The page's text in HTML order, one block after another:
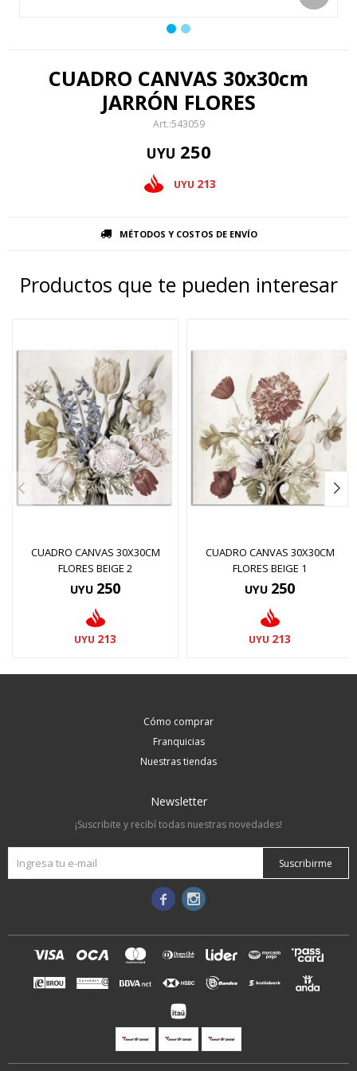
CUADRO CANVAS 30x30cm
JARRÓN FLORES
543059
UYU 250
UYU 213
MÉTODOS Y COSTOS DE ENVÍO
Productos que te pueden interesar
CUADRO CANVAS 30X30CM
FLORES BEIGE 2
UYU 250
UYU 213
CUADRO CANVAS 30X30CM
FLORES BEIGE 1
UYU 250
UYU 213
Cómo comprar
Franquicias
Nuestras tiendas
Newsletter
¡Suscribite y recibí todas nuestras novedades!
Suscribirme
 